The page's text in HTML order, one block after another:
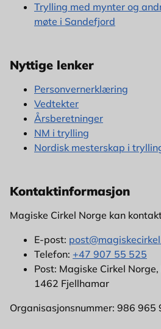
Trylling med mynter og
møte i Sandefjord
Nyttige lenker
Personvernerklæring
Vedtekter
Årsberetninger
NM i trylling
Nordisk mesterskap i
Kontaktinformasjon
Magiske Cirkel Norge kan
E-post:
Telefon: +47 907 55 525
Post: Magiske Cirkel
1462 Fjellhamar
Organisasjonsnummer: 986 965